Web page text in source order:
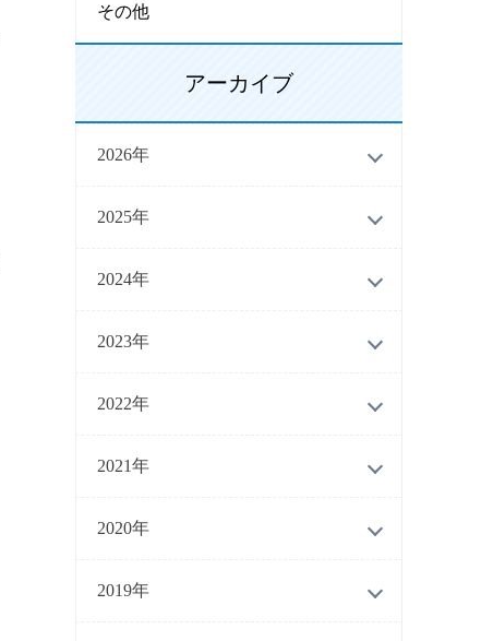
その他
アーカイブ
2026年
2025年
2024年
2023年
2022年
2021年
2020年
2019年